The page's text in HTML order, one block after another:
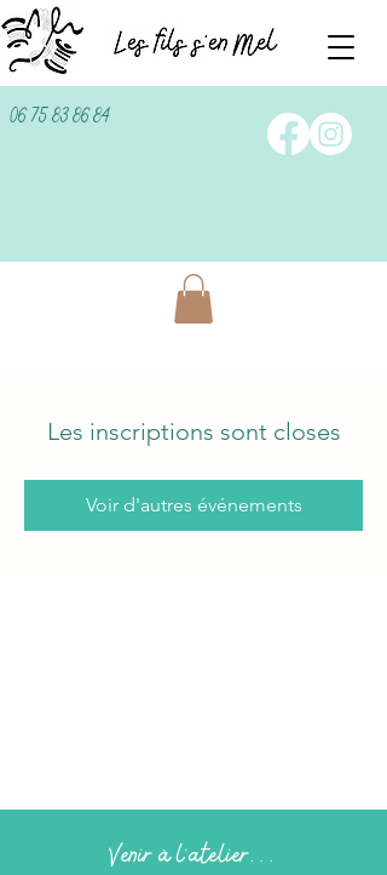
06 75 83 86 84
Les inscriptions sont closes
Voir d'autres événements
Venir à l'atelier...